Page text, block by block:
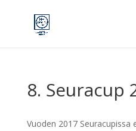
8. Seuracup
Vuoden 2017 Seuracupissa